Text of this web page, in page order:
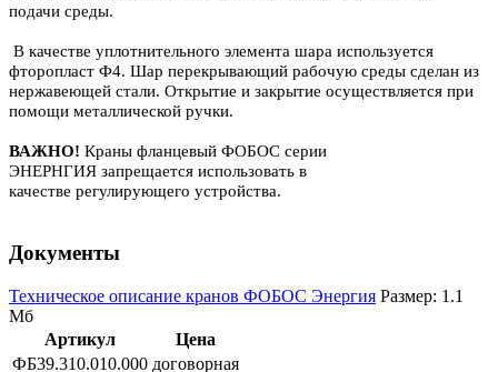
подачи среды.
В качестве уплотнительного элемента шара используется
фторопласт Ф4. Шар перекрывающий рабочую среды сделан из
нержавеющей стали. Открытие и закрытие осуществляется при
помощи металлической ручки.
ВАЖНО! Краны фланцевый ФОБОС серии
ЭНЕРНГИЯ запрещается использовать в
качестве регулирующего устройства.
Документы
Техническое описание кранов ФОБОС Энергия Размер: 1.1
Мб
Артикул
Цена
ФБ39.310.010.000 договорная